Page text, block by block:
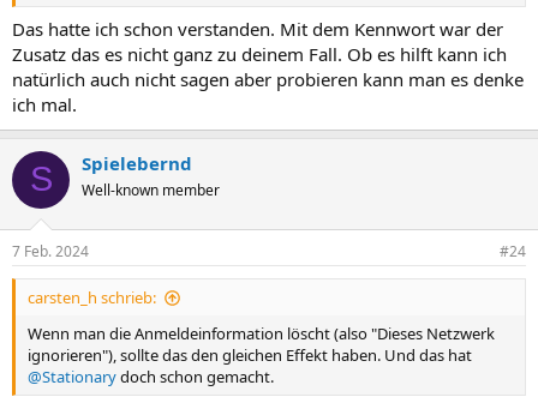
Das hatte ich schon verstanden. Mit dem Kennwort war der
Zusatz das es nicht ganz zu deinem Fall. Ob es hilft kann ich
natürlich auch nicht sagen aber probieren kann man es denke
ich mal.
S Spielebernd
Well-known member
7 Feb. 2024 #24
carsten_h schrieb:
Wenn man die Anmeldeinformation löscht (also "Dieses Netzwerk
ignorieren"), sollte das den gleichen Effekt haben. Und das hat
@Stationarydoch schon gemacht.